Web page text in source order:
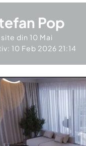
Pop
din 10 Mai
10 Feb 2026 21:14